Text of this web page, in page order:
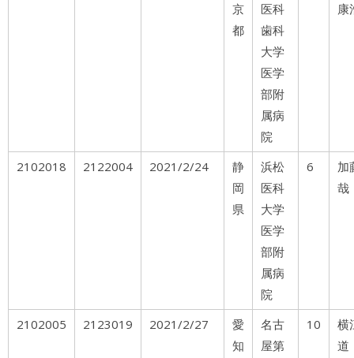
京
都
医科
歯科
大学
医学
部附
属病
院
康
2102018 2122004 2021/2/24
静
岡
県
浜松
医科
大学
医学
部附
属病
院
6
加
哉
2102005 2123019 2021/2/27
愛
知
名古
屋第
10
横
道